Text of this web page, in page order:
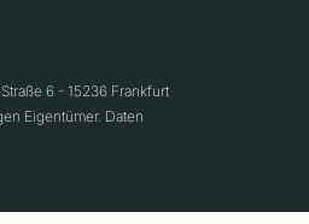
6 - 15236 Frankfurt
Eigentümer. Daten